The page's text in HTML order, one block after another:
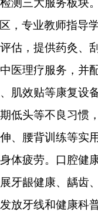
测三大服务板块。
，专业教师指导
估，提供药灸、
医理疗服务，并
肌效贴等康复设
低头等不良习惯
、腰背训练等实
体疲劳。口腔健
牙龈健康、龋齿
放牙线和健康科